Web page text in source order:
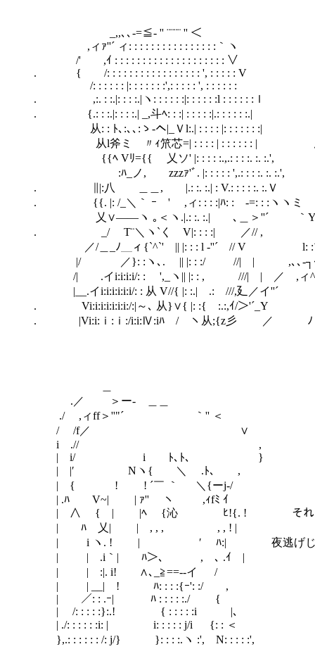
_,,､､-=≦‐ '' ¨¨¨¨ '' ＜
,ィｧ''´ ィ: : : : : : : : : : : : : : : :｀ヽ
/' ,ｲ : : : : : : : : : : : : : : : : : : : : ∨
. { /: : : : : : : : : : : : : : : : : ', : : : : : V
/: : : : : : |: : : : : : :',: : : : : ', : : : : : :
. ,:. : :.|: : : :.|ヽ: : : : : :|: : : : : :l : : : : : :ｌ
. {.: : :.|: : : :.| _,斗ﾍ: : :| : : : : :|.: : : : : :.| そっ
从: : ﾄ､:､､:ゝ-ヘ|_Ｖl:.| : : : : |: : : : : : :|
从l斧ミ 〃ｨ笊芯=| : : : : | : : : : : : | んじゃ、
{{ﾍ Vﾘ={{ 乂ソ' |: : : : :.,.: : : :. :. :.',
ゞ:ﾊ_ノ, ゞzzzｧ'ﾞ. |: : : : : ',.: : : :. :. :.',
. ∥|:八 ＿＿, |.: :. :.| : V.: : : : :. :.Ｖ
. {{. |: /_＼｀ ｰ ' ,ィ: : : :|ﾊ: :ゝ-=: : :ヽヽミ
乂∨――ヽ ｡＜ヽ.|.: :. :.| ゝ､＿＞''´ ｀
. _/ T¨＼ヽ`く V|: : : :| ／// ,
／/＿_ﾉ＿ィ{`^`' || |: : : l ‐''´ // V l:
|/ ／}: :ヽ､. || |: : :/ //| | ,､､-┐
/| .イi:i:i:i/: : ',_ヽ|| |: : , ///| | ／ ,
|__.イi:i:i:i:i:i/: : 从 V//{ |: :.| .: ///,廴／イ
. Vi:i:i:i:i:i:i:/:|～､ 从}∨{ |: :{ :.:,ｲ/＞'´_Y
. |Vi:i:ｉ:ｉ:/i:i:Ⅳ:iﾊ / ヽ从;{z彡 ／ ﾉ ノ:
.／ ＞ー- ＿＿
./ ,ィff＞''"´ ｀'' ＜
/ /f／ ∨
i .// ,
| i/ i ﾄ､ﾄ､ }
| |′ Nヽ{ ＼ .ﾄ､ ,
| { ! ! ´￣ ｀ ＼{ーj-/
| .ﾊ V~| | ｧ''￣ ヽ ,ｨfﾐ ｲ
| ∧ { | |ﾍ {沁 ﾋ!{. ! それはたしか
| ﾊ 乂| | , , , , , ! |
| i ヽ. ! | ′ ﾊ:| 夜逃げじゃあるまいし
| | .i｀| ﾊ＞､ , ､ .ｲ |
| | :|. i! ∧､_≧==--イ /
| | __| ! ﾊ: : : :{ｰ': :/ ,
| ／: : .ｰ| ﾊ : : : : :./ {
| /: : : : :}:.! { : : : : :i |､
| ./: : : : : :i: | i: : : : : j/i {: : ＜
},.: : : : : : /: j/} }: : : :.ヽ :', N: : : : :',